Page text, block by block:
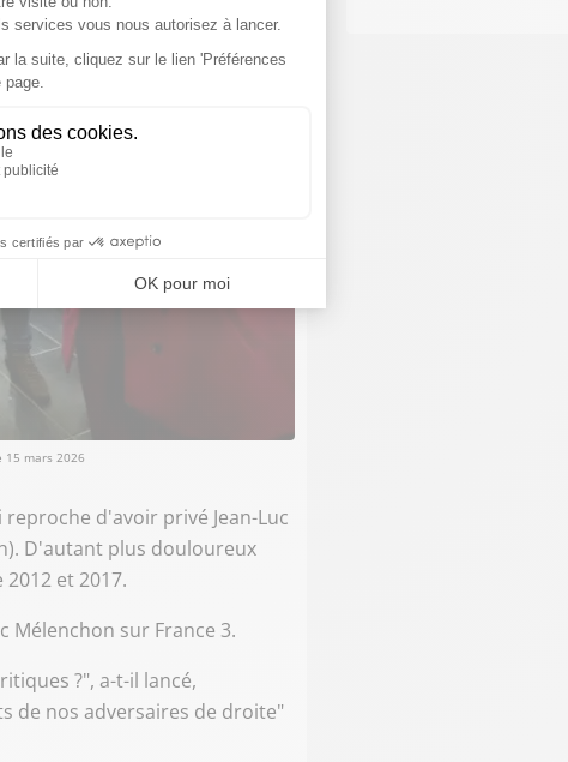
15 mars 2026
d'avoir privé Jean-Luc
D'autant plus douloureux
et 2017.
Mélenchon sur France 3.
?", a-t-il lancé,
de nos adversaires de droite"